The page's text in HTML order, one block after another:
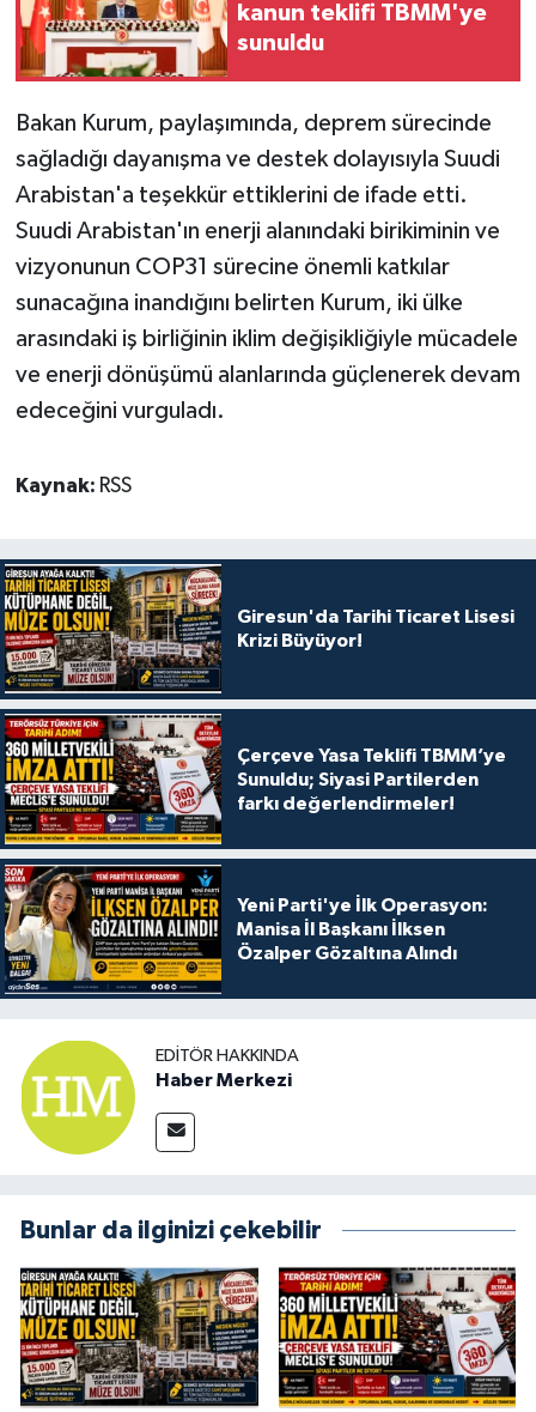
kanun teklifi TBMM'ye
sunuldu
Bakan Kurum, paylaşımında, deprem sürecinde
sağladığı dayanışma ve destek dolayısıyla Suudi
Arabistan'a teşekkür ettiklerini de ifade etti.
Suudi Arabistan'ın enerji alanındaki birikiminin ve
vizyonunun COP31 sürecine önemli katkılar
sunacağına inandığını belirten Kurum, iki ülke
arasındaki iş birliğinin iklim değişikliğiyle mücadele
ve enerji dönüşümü alanlarında güçlenerek devam
edeceğini vurguladı.
Kaynak: RSS
Giresun'da Tarihi Ticaret Lisesi
Krizi Büyüyor!
Çerçeve Yasa Teklifi TBMM’ye
Sunuldu; Siyasi Partilerden
farkı değerlendirmeler!
Yeni Parti'ye İlk Operasyon:
Manisa İl Başkanı İlksen
Özalper Gözaltına Alındı
EDITÖR HAKKINDA
Haber Merkezi
Bunlar da ilginizi çekebilir